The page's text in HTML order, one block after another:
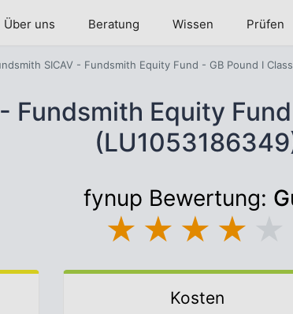
Über uns Beratung Wissen Prüfen
SICAV - Fundsmith Equity Fund - GB Pound I
Fundsmith Equity
fynup Bewertung:
★ ★ ★ ★
Kosten